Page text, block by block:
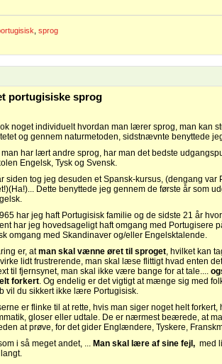
, sprog
portugisiske sprog
noget individuelt hvordan man lærer sprog, man kan
og gennem naturmetoden, sidstnævnte benyttede
man har lært andre sprog, har man det bedste
Engelsk, Tysk og Svensk.
siden tog jeg desuden et Spansk-kursus, (dengang var
Dette benyttede jeg gennem de første år som
har jeg haft Portugisisk familie og de sidste 21 år
har jeg hovedsageligt haft omgang med Portugisere
omgang med Skandinaver og/eller Engelsktalende.
er, atman skal vænne øret til sproget, hvilket kan
lidt frustrerende, man skal læse flittigt hvad enten
til fjernsynet, man skal ikke være bange for at tale....
forkert. Og endelig er det vigtigt at mænge sig med
vil du sikkert ikke lære Portugisisk.
er flinke til at rette, hvis man siger noget helt
gloser eller udtale. De er nærmest beærede, at
at prøve, for det gider Englændere, Tyskere,
i så meget andet, ... Man skal lære af sine fejl, med